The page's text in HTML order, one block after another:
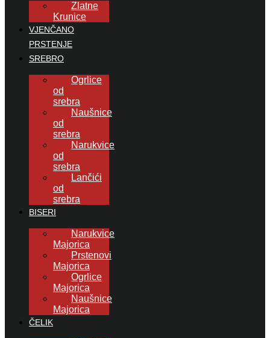
Zlatne
Krunice
VJENČANO
PRSTENJE
SREBRO
Ogrlice
od
srebra
Naušnice
od
srebra
Narukvice
od
srebra
Lančići
od
srebra
BISERI
Narukvice
Majorica
Prstenovi
Majorica
Ogrlice
Majorica
Naušnice
Majorica
ČELIK